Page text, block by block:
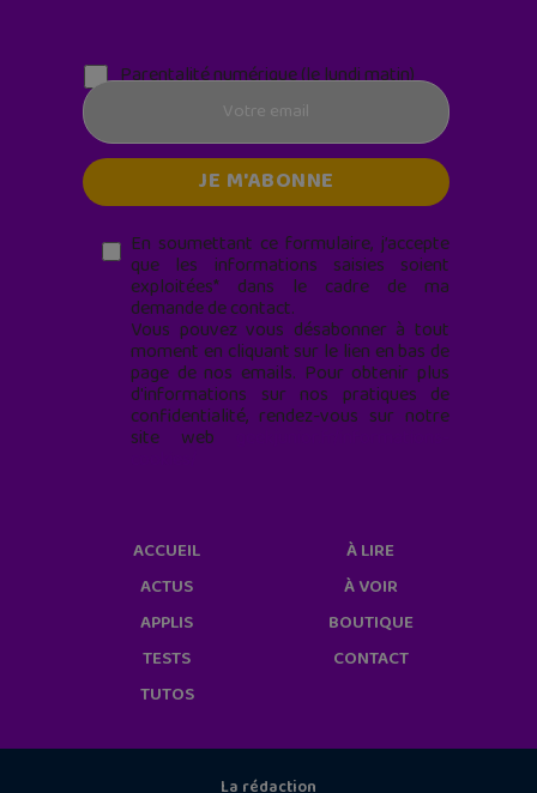
Parentalité numérique (le lundi matin)
En soumettant ce formulaire, j’accepte
que les informations saisies soient
exploitées* dans le cadre de ma
demande de contact.
Vous pouvez vous désabonner à tout
moment en cliquant sur le lien en bas de
page de nos emails. Pour obtenir plus
d'informations sur nos pratiques de
confidentialité, rendez-vous sur notre
site web
ACCUEIL
ACTUS
APPLIS
TESTS
TUTOS
À LIRE
À VOIR
BOUTIQUE
CONTACT
La rédaction